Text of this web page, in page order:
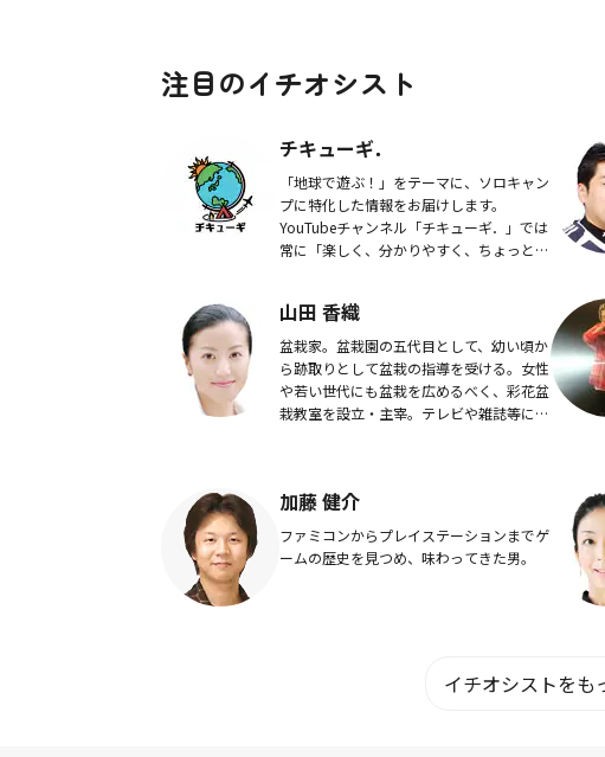
注目のイチオシスト
チキューギ．
「地球で遊ぶ！」をテーマに、ソロキャン
プに特化した情報をお届けします。
YouTubeチャンネル「チキューギ．」では
常に「楽しく、分かりやすく、ちょっと為
やっている様...
山田 香織
盆栽家。盆栽園の五代目として、幼い頃か
ら跡取りとして盆栽の指導を受ける。女性
や若い世代にも盆栽を広めるべく、彩花盆
栽教室を設立・主宰。テレビや雑誌等にも
加藤 健介
ファミコンからプレイステーションまでゲ
ームの歴史を見つめ、味わってきた男。
イチオシストをも